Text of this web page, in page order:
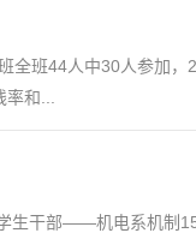
全班44人中30人参加，
和...
生干部——机电系机制